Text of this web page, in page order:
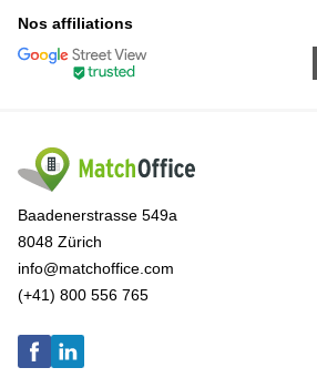
Nos affiliations
Baadenerstrasse 549a
8048 Zürich
info@matchoffice.com
(+41) 800 556 765